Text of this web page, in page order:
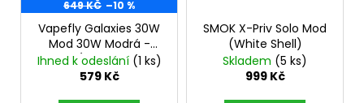
r 649 KČ –10 %
Vapefly Galaxies 30W
Mod 30W Modrá -
VÝPRODEJ.
Ihned k odeslání (1 ks)
579 Kč
SMOK X-Priv Solo Mod
(White Shell)
Skladem (5 ks)
999 Kč